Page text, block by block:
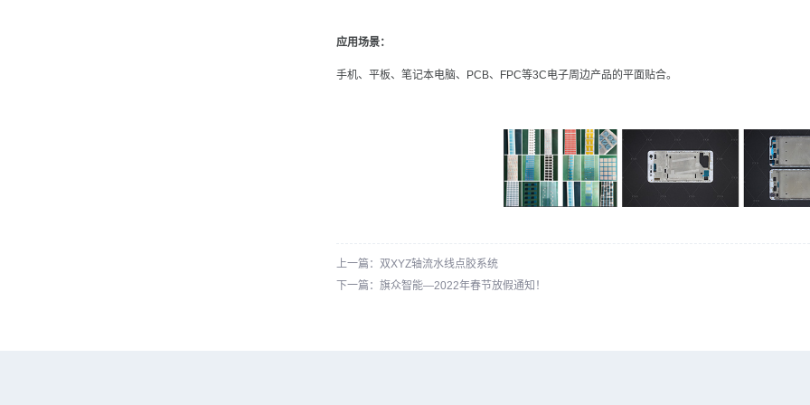
应用场景：
手机、平板、笔记本电脑、PCB、FPC等3C电子周边产品的平面贴合。
上一篇：双XYZ轴流水线点胶系统
下一篇：旗众智能—2022年春节放假通知！